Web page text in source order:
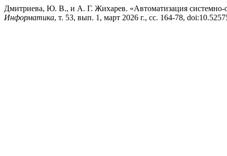
Дмитриева, Ю. В., и А. Г. Жихарев. «Автоматизация системно-
Информатика, т. 53, вып. 1, март 2026 г., сс. 164-78,